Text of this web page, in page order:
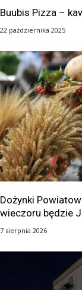
Buubis Pizza –
22 października 2025
Dożynki
wieczoru będzie
7 sierpnia 2026